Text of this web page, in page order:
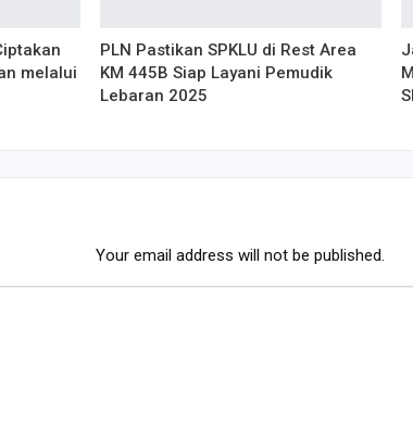
melalui
PLN Pastikan SPKLU di Rest Area
KM 445B Siap Layani Pemudik
Lebaran 2025
Your email address will not be published.